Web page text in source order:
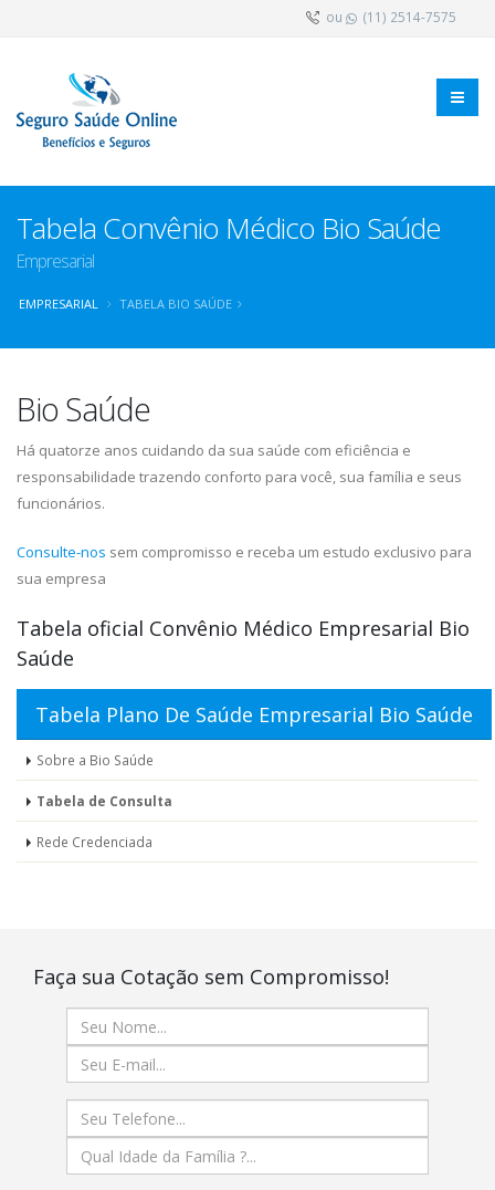
ou (11) 2514-7575
Tabela Convênio Médico Bio Saúde
Empresarial
EMPRESARIAL TABELA BIO SAÚDE
Bio Saúde
Há quatorze anos cuidando da sua saúde com eficiência e
responsabilidade trazendo conforto para você, sua família e seus
funcionários.
Consulte-nos sem compromisso e receba um estudo exclusivo para
sua empresa
Tabela oficial Convênio Médico Empresarial Bio
Saúde
Tabela Plano De Saúde Empresarial Bio Saúde
Sobre a Bio Saúde
Tabela de Consulta
Rede Credenciada
Faça sua Cotação sem Compromisso!